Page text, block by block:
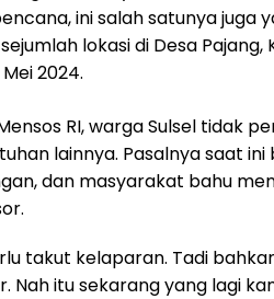
ini salah satunya juga
lokasi di Desa
2024.
RI, warga Sulsel tidak
lainnya. Pasalnya saat
dan masyarakat bahu
takut kelaparan. Tadi
Nah itu sekarang yang lagi